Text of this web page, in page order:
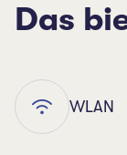
Das
WLAN